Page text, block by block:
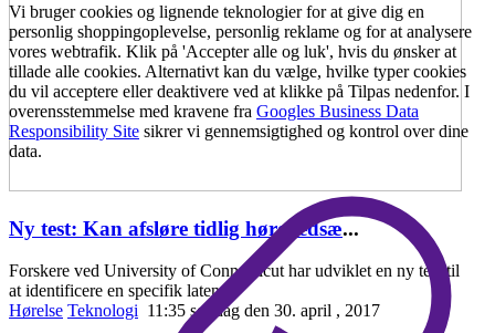
Ny test: Kan afsløre tidlig hørenedsæ...
Forskere ved University of Connecticut har udviklet en ny test til
at identificere en specifik laten
Hørelse Teknologi 11:35 søndag den 30. april , 2017
Vi bruger cookies og lignende teknologier for at give dig en
personlig shoppingoplevelse, personlig reklame og for at analysere
vores webtrafik. Klik på 'Accepter alle og luk', hvis du ønsker at
tillade alle cookies. Alternativt kan du vælge, hvilke typer cookies
du vil acceptere eller deaktivere ved at klikke på Tilpas nedenfor. I
overensstemmelse med kravene fra Googles Business Data
Responsibility Site sikrer vi gennemsigtighed og kontrol over dine
data.